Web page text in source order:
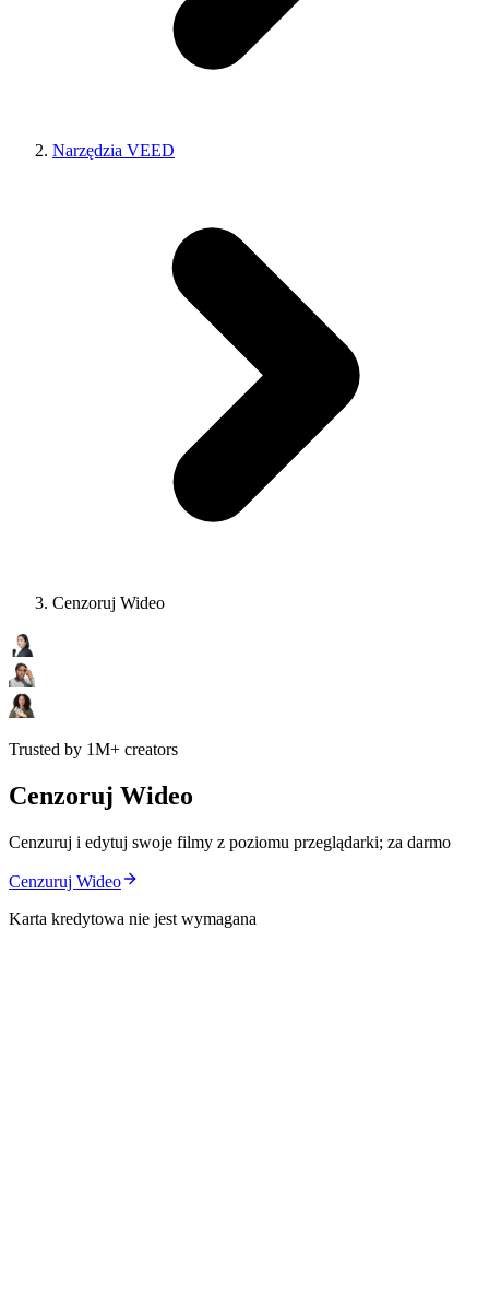
Narzędzia VEED
Cenzoruj Wideo
Trusted by 1M+ creators
Cenzoruj Wideo
Cenzuruj i edytuj swoje filmy z poziomu przeglądarki; za darmo
Cenzuruj Wideo
Karta kredytowa nie jest wymagana